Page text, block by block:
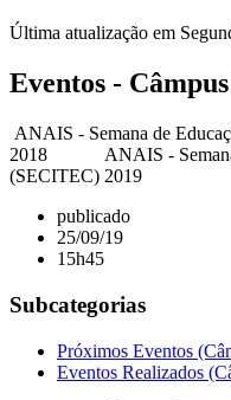
Última atualização em
Eventos -
ANAIS - Semana de
2018 ANAIS - Semana
(SECITEC) 2019
publicado
25/09/19
15h45
Subcategorias
Próximos Eventos
Eventos Realizados